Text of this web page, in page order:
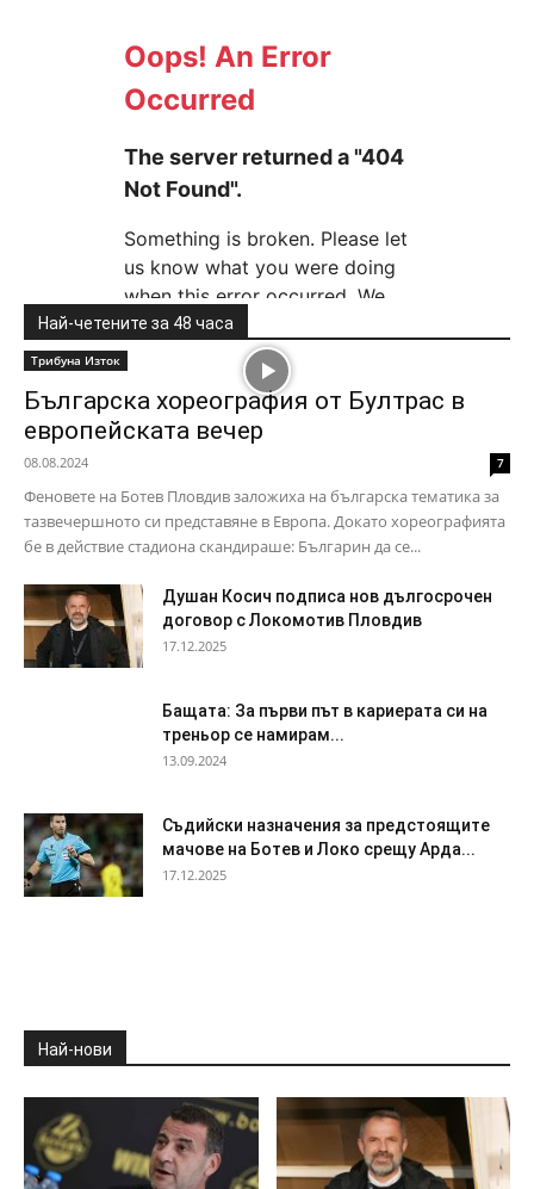
Най-четените за 48 часа
Трибуна Изток
Българска хореография от Бултрас в
европейската вечер
08.08.2024 7
Феновете на Ботев Пловдив заложиха на българска тематика за
тазвечершното си представяне в Европа. Докато хореографията
бе в действие стадиона скандираше: Българин да се...
Душан Косич подписа нов дългосрочен
договор с Локомотив Пловдив
17.12.2025
Бащата: За първи път в кариерата си на
треньор се намирам...
13.09.2024
Съдийски назначения за предстоящите
мачове на Ботев и Локо срещу Арда...
17.12.2025
Най-нови